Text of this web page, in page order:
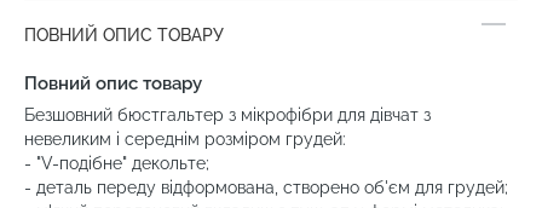
ПОВНИЙ ОПИС ТОВАРУ
Повний опис товару
Безшовний бюстгальтер з мікрофібри для дівчат з
невеликим і середнім розміром грудей:
- "V-подібне" декольте;
- деталь переду відформована, створено об'єм для грудей;